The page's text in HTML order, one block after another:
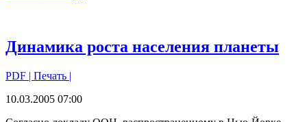
Динамика роста населения планеты
PDF | Печать |
10.03.2005 07:00